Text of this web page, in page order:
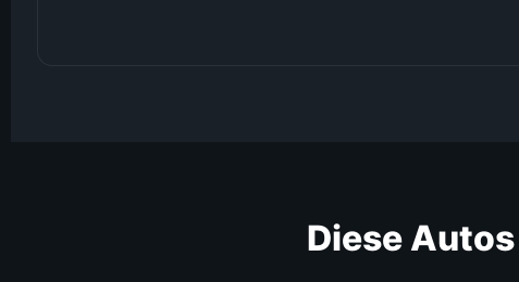
Diese